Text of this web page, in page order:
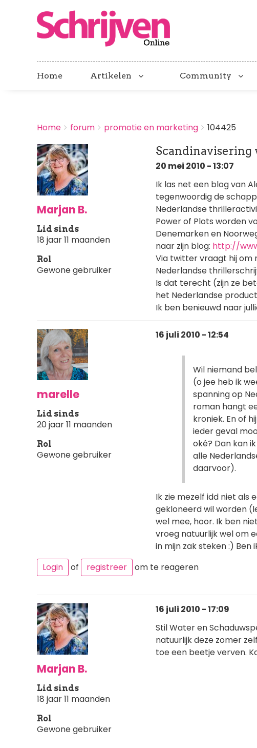
Home Artikelen Community
BREADCRUMBS
You
here:
Home forum promotie en marketing 104425
Marjan B.
Lid sinds
18 jaar 11 maanden
Rol
Gewone gebruiker
20 mei 2010 - 13:07
Ik las net een blog van
tegenwoordig de
Nederlandse
Power of Plots worden
Denemarken en
naar zijn blog: http://
Via twitter vraagt hij om
Nederlandse
Is dat terecht (zijn ze
het Nederlandse
Ik ben benieuwd naar
marelle
Lid sinds
20 jaar 11 maanden
Rol
Gewone gebruiker
16 juli 2010 - 12:54
Wil niemand
(o jee heb ik
spanning op
roman hangt
kroniek. En of
ieder geval
oké? Dan kan
alle
daarvoor).
Ik zie mezelf idd niet als
gekloneerd wil worden
wel mee, hoor. Ik ben
vroeg natuurlijk wel om
in mijn zak steken :)
Login
of registreer om te reageren
Marjan B.
Lid sinds
18 jaar 11 maanden
Rol
Gewone gebruiker
16 juli 2010 - 17:09
Stil Water en
natuurlijk deze zomer
toe een beetje verven.